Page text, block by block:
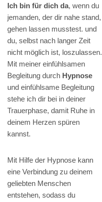
Ich bin für dich da, wenn du
jemanden, der dir nahe stand,
gehen lassen musstest. und
du, selbst nach langer Zeit
nicht möglich ist, loszulassen.
Mit meiner einfühlsamen
Begleitung durch Hypnose
und einfühlsame Begleitung
stehe ich dir bei in deiner
Trauerphase, damit Ruhe in
deinem Herzen spüren
kannst.
Mit Hilfe der Hypnose kann
eine Verbindung zu deinem
geliebten Menschen
entstehen, sodass du